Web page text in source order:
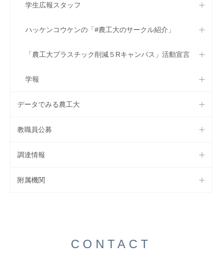
学生広報スタッフ
ハッケンコウケンの「#農工大のサークル紹介」
「農工大プラスチック削減５Rキャンパス」活動宣言
学報
データでみる農工大
教職員公募
調達情報
附属機関
CONTACT